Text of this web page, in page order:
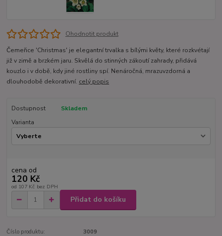
Ohodnotit produkt
Čemeřice 'Christmas' je elegantní trvalka s bílými květy, které rozkvétají
již v zimě a brzkém jaru. Skvělá do stinných zákoutí zahrady, přidává
kouzlo i v době, kdy jiné rostliny spí. Nenáročná, mrazuvzdorná a
dlouhodobě dekorativní. celý popis
Dostupnost
Skladem
Varianta
cena od
120 Kč
od 107 Kč bez DPH
Přidat do košíku
Číslo produktu: 3009